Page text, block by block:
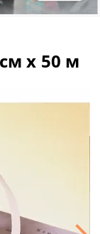
х 50 м